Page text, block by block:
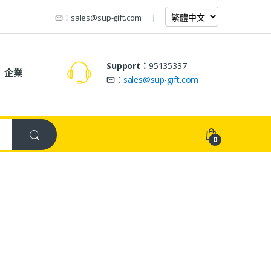
： sales@sup-gift.com
企業
Support： 95135337
： sales@sup-gift.com
0